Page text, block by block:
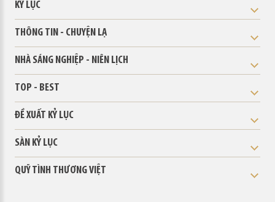
KỶ LỤC
THÔNG TIN - CHUYỆN LẠ
NHÀ SÁNG NGHIỆP - NIÊN LỊCH
TOP - BEST
ĐỀ XUẤT KỶ LỤC
SÀN KỶ LỤC
QUỸ TÌNH THƯƠNG VIỆT